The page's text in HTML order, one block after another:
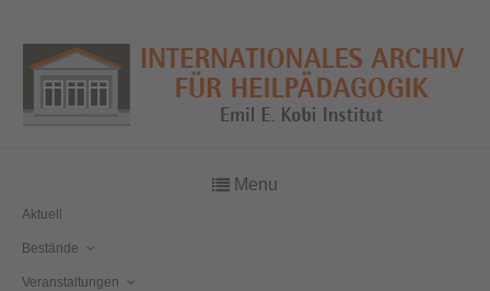
Menu
Aktuell
Bestände
Veranstaltungen